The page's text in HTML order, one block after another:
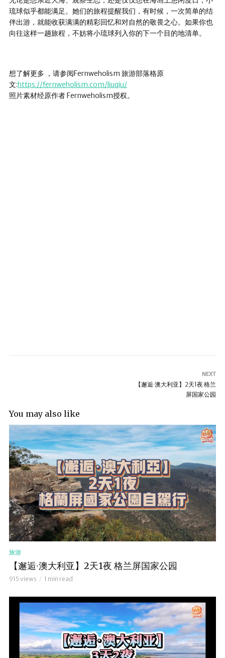
琉球似乎都能满足。她们的旅程提醒我们，有时候，一次简单的结
伴出游，就能收获满满的精彩回忆和对自然的敬畏之心。如果你也
向往这样一趟旅程，不妨将小琉球列入你的下一个目的地清单。
想了解更多 ，请参阅Fernweholism 旅游部落格原
文:https://fernweholism.com/liuqiu/
照片素材经原作者 Fernweholism授权。
NEXT
【邂逅∙澳大利亚】2天1夜 格兰
屏国家公园
You may also like
旅游
【邂逅∙澳大利亚】2天1夜 格兰屏国家公园
915 views 1 min read